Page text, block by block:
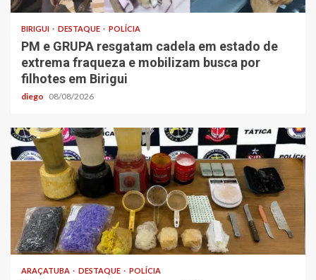
BIRIGUI DESTAQUE POLÍCIA
PM e GRUPA resgatam cadela em estado de
extrema fraqueza e mobilizam busca por
filhotes em Birigui
diego 08/08/2026
ARAÇATUBA DESTAQUE POLÍCIA